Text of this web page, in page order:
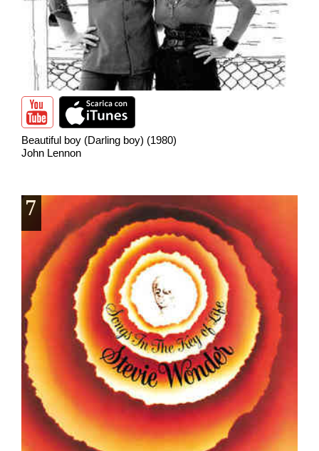
Beautiful boy (Darling boy) (1980)
John Lennon
7